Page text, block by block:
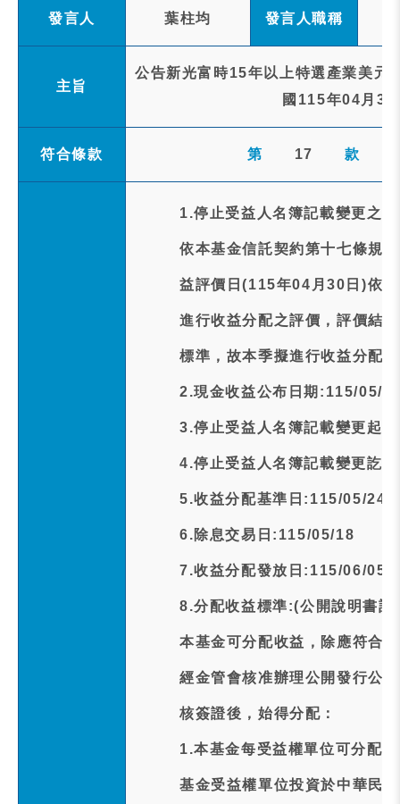
發言人 葉柱均 發言人職稱
主旨
公告新光富時15年以上特選產業美元
國115年04月30
符合條款 第 17 款
1.停止受益人名簿記載變更之
依本基金信託契約第十七條規
益評價日(115年04月30日)依
進行收益分配之評價，評價結
標準，故本季擬進行收益分配
2.現金收益公布日期:115/05/
3.停止受益人名簿記載變更起
4.停止受益人名簿記載變更訖
5.收益分配基準日:115/05/24
6.除息交易日:115/05/18
7.收益分配發放日:115/06/05
8.分配收益標準:(公開說明書記
本基金可分配收益，除應符合
經金管會核准辦理公開發行公
核簽證後，始得分配：
1.本基金每受益權單位可分配
基金受益權單位投資於中華民